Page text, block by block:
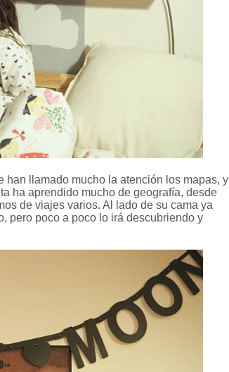
han llamado mucho la atención los mapas, y
ha aprendido mucho de geografía, desde
de viajes varios. Al lado de su cama ya
pero poco a poco lo irá descubriendo y